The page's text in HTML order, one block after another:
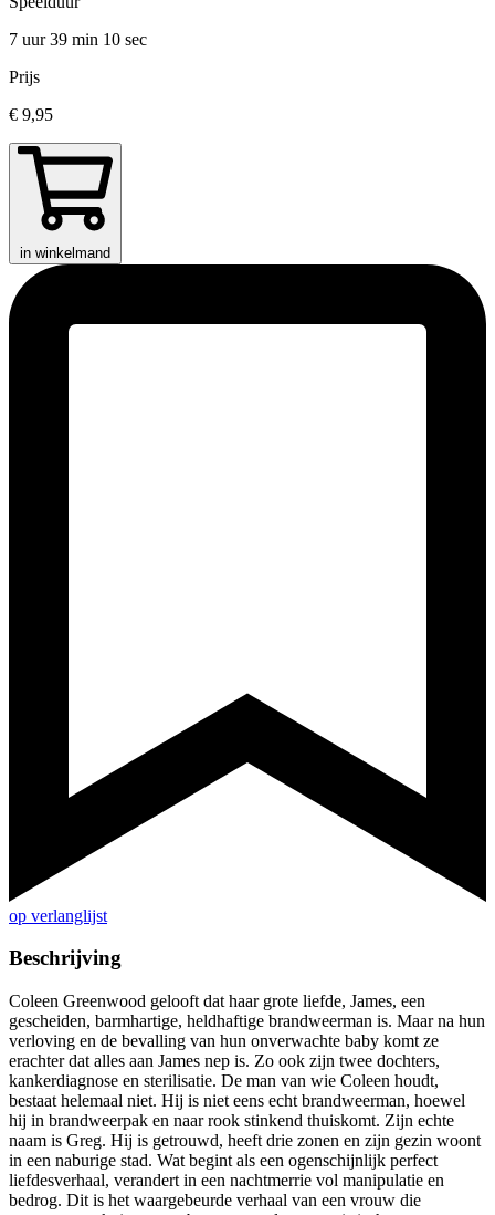
7 uur 39 min 10 sec
Prijs
€ 9,95
in winkelmand
op verlanglijst
Beschrijving
Coleen Greenwood gelooft dat haar grote liefde, James, een
gescheiden, barmhartige, heldhaftige brandweerman is. Maar na hun
verloving en de bevalling van hun onverwachte baby komt ze
erachter dat alles aan James nep is. Zo ook zijn twee dochters,
kankerdiagnose en sterilisatie. De man van wie Coleen houdt,
bestaat helemaal niet. Hij is niet eens echt brandweerman, hoewel
hij in brandweerpak en naar rook stinkend thuiskomt. Zijn echte
naam is Greg. Hij is getrouwd, heeft drie zonen en zijn gezin woont
in een naburige stad. Wat begint als een ogenschijnlijk perfect
liefdesverhaal, verandert in een nachtmerrie vol manipulatie en
bedrog. Dit is het waargebeurde verhaal van een vrouw die